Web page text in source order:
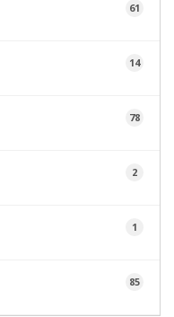
61
14
78
2
1
85